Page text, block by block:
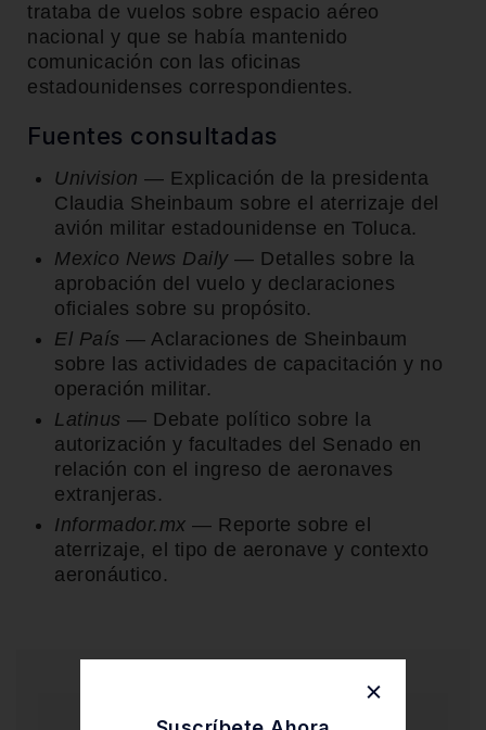
trataba de vuelos sobre espacio aéreo
nacional y que se había mantenido
comunicación con las oficinas
estadounidenses correspondientes.
Fuentes consultadas
Univision — Explicación de la presidenta
Claudia Sheinbaum sobre el aterrizaje del
avión militar estadounidense en Toluca.
Mexico News Daily— Detalles sobre la
aprobación del vuelo y declaraciones
oficiales sobre su propósito.
El País — Aclaraciones de Sheinbaum
sobre las actividades de capacitación y no
operación militar.
Latinus — Debate político sobre la
autorización y facultades del Senado en
relación con el ingreso de aeronaves
extranjeras.
Informador.mx — Reporte sobre el
aterrizaje, el tipo de aeronave y contexto
aeronáutico.